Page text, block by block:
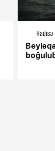
Hadisə